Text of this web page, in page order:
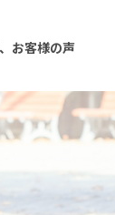
お客様の声